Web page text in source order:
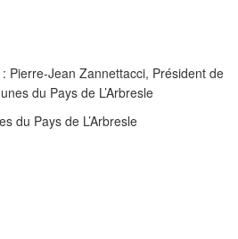
Pierre-Jean Zannettacci, Président de
du Pays de L’Arbresle
du Pays de L’Arbresle